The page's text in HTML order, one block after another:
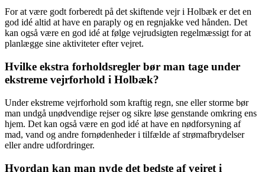
For at være godt forberedt på det skiftende vejr i Holbæk er det en
god idé altid at have en paraply og en regnjakke ved hånden. Det
kan også være en god idé at følge vejrudsigten regelmæssigt for at
planlægge sine aktiviteter efter vejret.
Hvilke ekstra forholdsregler bør man tage under
ekstreme vejrforhold i Holbæk?
Under ekstreme vejrforhold som kraftig regn, sne eller storme bør
man undgå unødvendige rejser og sikre løse genstande omkring ens
hjem. Det kan også være en god idé at have en nødforsyning af
mad, vand og andre fornødenheder i tilfælde af strømafbrydelser
eller andre udfordringer.
Hvordan kan man nyde det bedste af vejret i